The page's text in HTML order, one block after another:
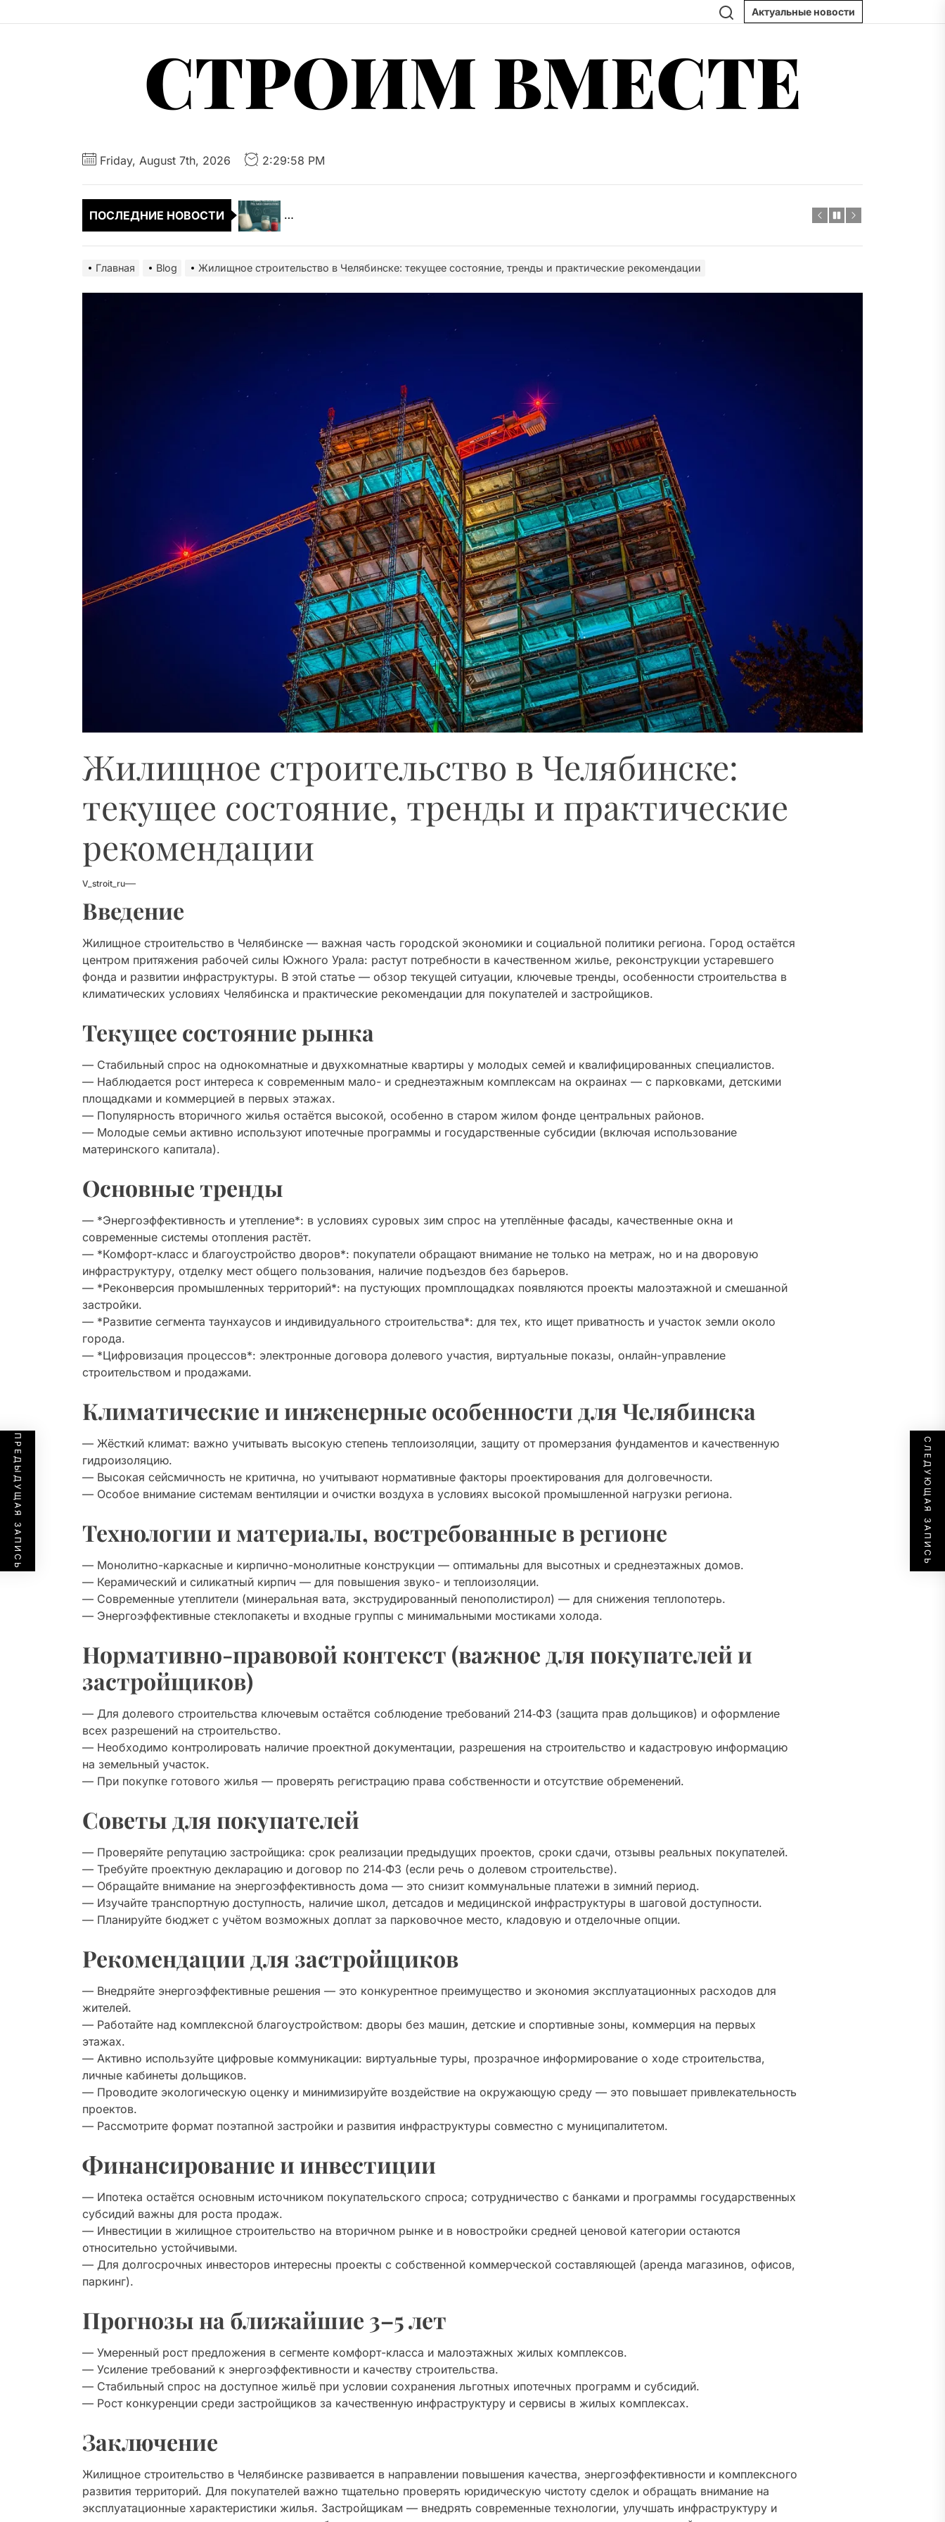
к
ПоискАктуальные новости
СТРОИМ ВМЕСТЕ
Friday, August 7th, 2026 2:29:59 PM
ПОСЛЕДНИЕ НОВОСТИ
Жилищное строительство в Челябинске: состояние рынка, тренды и практические советы
Жилищное строительство в Челябинске: рынок, выбор новостройки и практические советы
Жилищное строительство в Челябинске: состояние рынка, тренды и практические советы
Квартира за тысячу километров: как пройти сделку в Казани без серии поездок
Жилищное строительство в Челябинске: рынок, выбор новостройки и практические советы
Марки и профили гофрокартона: как выбрать материал под вес товара и штабелирование
Главная Blog Жилищное строительство в Челябинске: текущее состояние, тренды и практические рекомендации
Жилищное строительство в Челябинске:
текущее состояние, тренды и практические
рекомендации
V_stroit_ru
Введение
Жилищное строительство в Челябинске — важная часть городской экономики и социальной политики региона. Город остаётся
центром притяжения рабочей силы Южного Урала: растут потребности в качественном жилье, реконструкции устаревшего
фонда и развитии инфраструктуры. В этой статье — обзор текущей ситуации, ключевые тренды, особенности строительства в
климатических условиях Челябинска и практические рекомендации для покупателей и застройщиков.
Текущее состояние рынка
— Стабильный спрос на однокомнатные и двухкомнатные квартиры у молодых семей и квалифицированных специалистов.
— Наблюдается рост интереса к современным мало- и среднеэтажным комплексам на окраинах — с парковками, детскими
площадками и коммерцией в первых этажах.
— Популярность вторичного жилья остаётся высокой, особенно в старом жилом фонде центральных районов.
— Молодые семьи активно используют ипотечные программы и государственные субсидии (включая использование
материнского капитала).
Основные тренды
— *Энергоэффективность и утепление*: в условиях суровых зим спрос на утеплённые фасады, качественные окна и
современные системы отопления растёт.
— *Комфорт-класс и благоустройство дворов*: покупатели обращают внимание не только на метраж, но и на дворовую
инфраструктуру, отделку мест общего пользования, наличие подъездов без барьеров.
— *Реконверсия промышленных территорий*: на пустующих промплощадках появляются проекты малоэтажной и смешанной
застройки.
— *Развитие сегмента таунхаусов и индивидуального строительства*: для тех, кто ищет приватность и участок земли около
города.
— *Цифровизация процессов*: электронные договора долевого участия, виртуальные показы, онлайн-управление
строительством и продажами.
Климатические и инженерные особенности для Челябинска
— Жёсткий климат: важно учитывать высокую степень теплоизоляции, защиту от промерзания фундаментов и качественную
гидроизоляцию.
— Высокая сейсмичность не критична, но учитывают нормативные факторы проектирования для долговечности.
— Особое внимание системам вентиляции и очистки воздуха в условиях высокой промышленной нагрузки региона.
Технологии и материалы, востребованные в регионе
— Монолитно-каркасные и кирпично-монолитные конструкции — оптимальны для высотных и среднеэтажных домов.
— Керамический и силикатный кирпич — для повышения звуко- и теплоизоляции.
— Современные утеплители (минеральная вата, экструдированный пенополистирол) — для снижения теплопотерь.
— Энергоэффективные стеклопакеты и входные группы с минимальными мостиками холода.
Нормативно-правовой контекст (важное для покупателей и
застройщиков)
— Для долевого строительства ключевым остаётся соблюдение требований 214‑ФЗ (защита прав дольщиков) и оформление
всех разрешений на строительство.
— Необходимо контролировать наличие проектной документации, разрешения на строительство и кадастровую информацию
на земельный участок.
— При покупке готового жилья — проверять регистрацию права собственности и отсутствие обременений.
Советы для покупателей
— Проверяйте репутацию застройщика: срок реализации предыдущих проектов, сроки сдачи, отзывы реальных покупателей.
— Требуйте проектную декларацию и договор по 214‑ФЗ (если речь о долевом строительстве).
— Обращайте внимание на энергоэффективность дома — это снизит коммунальные платежи в зимний период.
— Изучайте транспортную доступность, наличие школ, детсадов и медицинской инфраструктуры в шаговой доступности.
— Планируйте бюджет с учётом возможных доплат за парковочное место, кладовую и отделочные опции.
Рекомендации для застройщиков
— Внедряйте энергоэффективные решения — это конкурентное преимущество и экономия эксплуатационных расходов для
жителей.
— Работайте над комплексной благоустройством: дворы без машин, детские и спортивные зоны, коммерция на первых
этажах.
— Активно используйте цифровые коммуникации: виртуальные туры, прозрачное информирование о ходе строительства,
личные кабинеты дольщиков.
— Проводите экологическую оценку и минимизируйте воздействие на окружающую среду — это повышает привлекательность
проектов.
— Рассмотрите формат поэтапной застройки и развития инфраструктуры совместно с муниципалитетом.
Финансирование и инвестиции
— Ипотека остаётся основным источником покупательского спроса; сотрудничество с банками и программы государственных
субсидий важны для роста продаж.
— Инвестиции в жилищное строительство на вторичном рынке и в новостройки средней ценовой категории остаются
относительно устойчивыми.
— Для долгосрочных инвесторов интересны проекты с собственной коммерческой составляющей (аренда магазинов, офисов,
паркинг).
Прогнозы на ближайшие 3–5 лет
— Умеренный рост предложения в сегменте комфорт-класса и малоэтажных жилых комплексов.
— Усиление требований к энергоэффективности и качеству строительства.
— Стабильный спрос на доступное жильё при условии сохранения льготных ипотечных программ и субсидий.
— Рост конкуренции среди застройщиков за качественную инфраструктуру и сервисы в жилых комплексах.
Заключение
Жилищное строительство в Челябинске развивается в направлении повышения качества, энергоэффективности и комплексного
развития территорий. Для покупателей важно тщательно проверять юридическую чистоту сделок и обращать внимание на
эксплуатационные характеристики жилья. Застройщикам — внедрять современные технологии, улучшать инфраструктуру и
ПРЕДЫДУЩАЯ ЗАПИСЬ СЛЕДУЮЩАЯ ЗАПИСЬ